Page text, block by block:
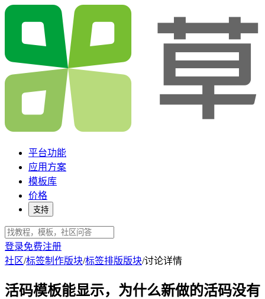
平台功能
应用方案
模板库
价格
支持
登录免费注册
社区/标签制作版块/标签排版版块/讨论详情
活码模板能显示，为什么新做的活码没有